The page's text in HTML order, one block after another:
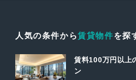
人気の条件から賃貸物件を探
賃料100万円以上
ン